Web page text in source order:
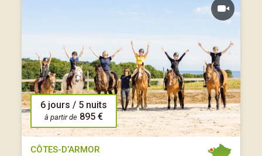
6 jours / 5 nuits
à partir de 895 €
CÔTES-D’ARMOR